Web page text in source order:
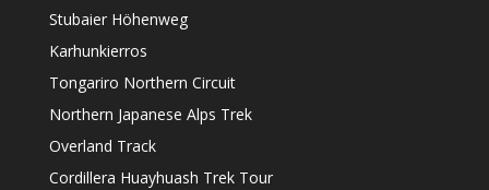
Stubaier Höhenweg
Karhunkierros
Tongariro Northern Circuit
Northern Japanese Alps Trek
Overland Track
Cordillera Huayhuash Trek Tour